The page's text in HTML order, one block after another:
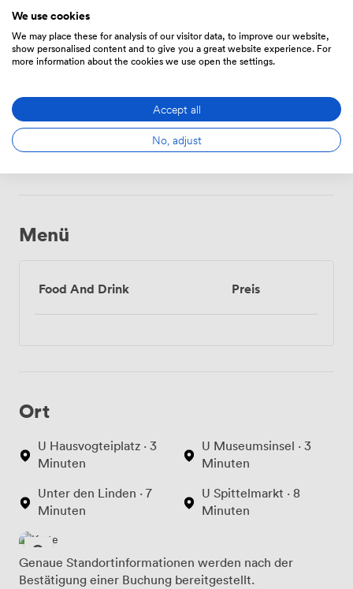
Zeitplan
Von192.78000000000003/Stunde
Menü
Food And Drink Preis
Ort
U Hausvogteiplatz · 3
Minuten
Unter den Linden · 7
Minuten
U Museumsinsel · 3
Minuten
U Spittelmarkt · 8
Minuten
Genaue Standortinformationen werden nach der
Bestätigung einer Buchung bereitgestellt.
We use cookies
We may place these for analysis of our visitor data, to improve our website,
show personalised content and to give you a great website experience. For
more information about the cookies we use open the settings.
Accept all
No, adjust